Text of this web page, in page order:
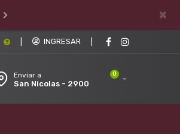
×
INGRESAR
0
Enviar a
San Nicolas - 2900